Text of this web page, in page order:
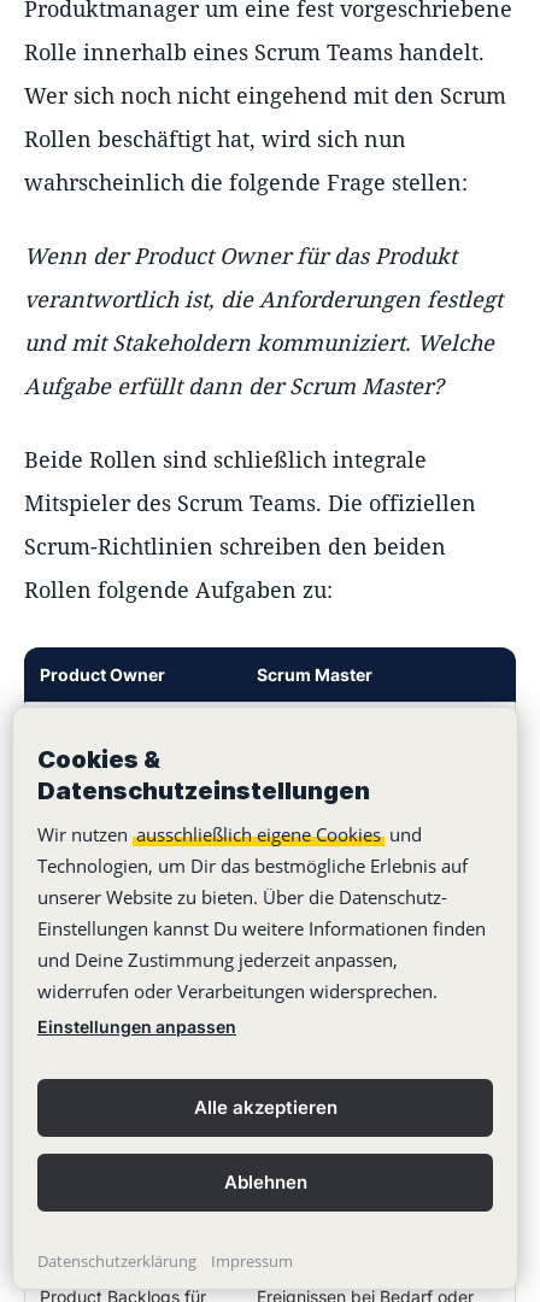
Produktmanager um eine fest vorgeschriebene
Rolle innerhalb eines Scrum Teams handelt.
Wer sich noch nicht eingehend mit den Scrum
Rollen beschäftigt hat, wird sich nun
wahrscheinlich die folgende Frage stellen:
Wenn der Product Owner für das Produkt
verantwortlich ist, die Anforderungen festlegt
und mit Stakeholdern kommuniziert. Welche
Aufgabe erfüllt dann der Scrum Master?
Beide Rollen sind schließlich integrale
Mitspieler des Scrum Teams. Die offiziellen
Scrum-Richtlinien schreiben den beiden
Rollen folgende Aufgaben zu:
Product Owner Scrum Master
Verwaltung und
Priorisierung des
und den Umfang des
Optimierung der Arbeit
des Entwicklungsteams
Vermittlung von Techniken für
die Formulierung und
Verwaltung des Backlogs und
eines grundlegenden
Verständnisses desselben im
das gesamte Scrum
Methodik
Verständlichkeit des
Product Backlogs für
Durchführung von Scrum
Ereignissen bei Bedarf oder
Cookies &
Datenschutzeinstellungen
Wir nutzen ausschließlich eigene Cookies und
Technologien, um Dir das bestmögliche Erlebnis auf
unserer Website zu bieten. Über die Datenschutz-
Einstellungen kannst Du weitere Informationen finden
und Deine Zustimmung jederzeit anpassen,
widerrufen oder Verarbeitungen widersprechen.
Datenschutzerklärung Impressum
Einstellungen anpassen
Alle akzeptieren
Ablehnen